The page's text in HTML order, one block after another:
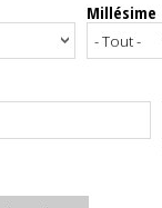
Millésime